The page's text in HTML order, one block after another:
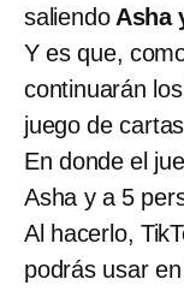
saliendoAsha
Y es que,
continuarán
juego de
En donde el
Asha y a 5
Al hacerlo,
podrás usar